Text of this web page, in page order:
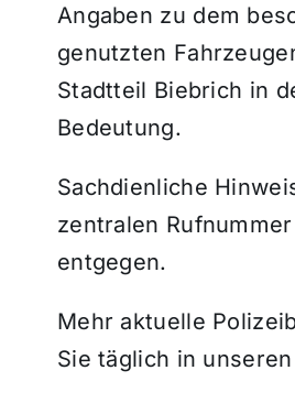
Angaben zu dem
genutzten
Stadtteil Biebrich in
Bedeutung.
Sachdienliche
zentralen
entgegen.
Mehr aktuelle
Sie täglich in